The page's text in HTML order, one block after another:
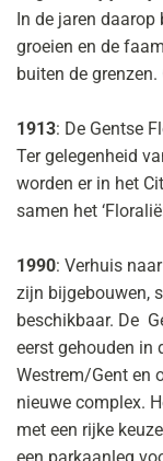
In de jaren
groeien en de
buiten de
1913: De Gentse
Ter gelegenheid
worden er in het
samen het
1990: Verhuis
zijn bijgebouwen,
beschikbaar. De
eerst gehouden in
Westrem/Gent en
nieuwe complex.
met een rijke